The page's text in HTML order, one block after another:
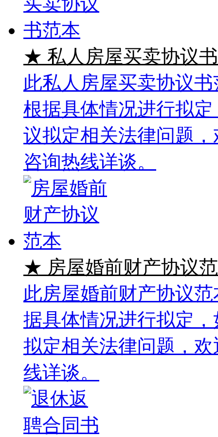
★ 私人房屋买卖协议
此私人房屋买卖协议
根据具体情况进行拟
议拟定相关法律问题
咨询热线详谈。
★ 房屋婚前财产协议
此房屋婚前财产协议
据具体情况进行拟定
拟定相关法律问题，
线详谈。